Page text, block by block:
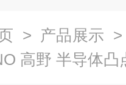
> 产品展示
高野 半导体凸